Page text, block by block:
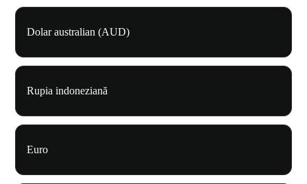
Dolar australian (AUD)
Rupia indoneziană
Euro